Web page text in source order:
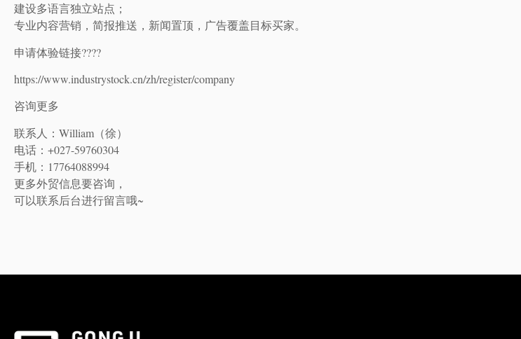
建设多语言独立站点；
专业内容营销，简报推送，新闻置顶，广告覆盖目标买家。
申请体验链接????
https://www.industrystock.cn/zh/register/company
咨询更多
联系人：William（徐）
电话：+027-59760304
手机：17764088994
更多外贸信息要咨询，
可以联系后台进行留言哦~